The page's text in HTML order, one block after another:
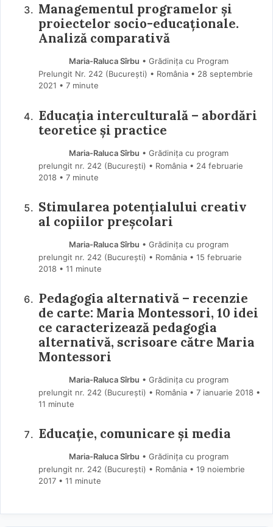
Managementul programelor și
proiectelor socio-educaționale.
Analiză comparativă
Maria-Raluca Sîrbu • Grădinița cu Program
Prelungit Nr. 242 (Bucureşti) • România
28 septembrie
2021 • 7 minute
Educația interculturală – abordări
teoretice și practice
Maria-Raluca Sîrbu • Grădinița cu program
prelungit nr. 242 (Bucureşti) • România
24 februarie
2018 • 7 minute
Stimularea potențialului creativ
al copiilor preșcolari
Maria-Raluca Sîrbu • Grădinița cu program
prelungit nr. 242 (Bucureşti) • România
15 februarie
2018 • 11 minute
Pedagogia alternativă – recenzie
de carte: Maria Montessori, 10 idei
ce caracterizează pedagogia
alternativă, scrisoare către Maria
Montessori
Maria-Raluca Sîrbu • Grădinița cu program
prelungit nr. 242 (Bucureşti) • România
7 ianuarie 2018 •
11 minute
Educație, comunicare și media
Maria-Raluca Sîrbu • Grădinița cu program
prelungit nr. 242 (Bucureşti) • România
19 noiembrie
2017 • 11 minute